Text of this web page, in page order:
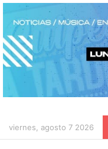
viernes, agosto 7 2026